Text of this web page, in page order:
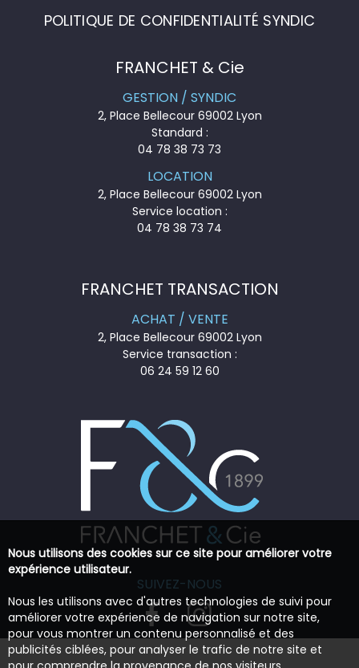
POLITIQUE DE CONFIDENTIALITÉ SYNDIC
FRANCHET & Cie
GESTION / SYNDIC
2, Place Bellecour 69002 Lyon
Standard :
04 78 38 73 73
LOCATION
2, Place Bellecour 69002 Lyon
Service location :
04 78 38 73 74
FRANCHET TRANSACTION
ACHAT / VENTE
2, Place Bellecour 69002 Lyon
Service transaction :
06 24 59 12 60
SUIVEZ-NOUS
Nous utilisons des cookies sur ce site pour améliorer votre
expérience utilisateur.
Nous les utilisons avec d'autres technologies de suivi pour
améliorer votre expérience de navigation sur notre site,
pour vous montrer un contenu personnalisé et des
publicités ciblées, pour analyser le trafic de notre site et